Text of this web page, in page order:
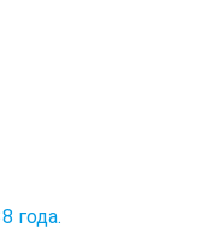
года.